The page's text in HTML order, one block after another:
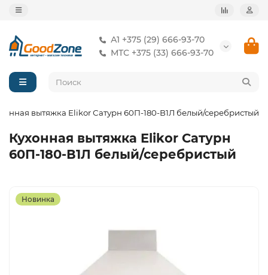
А1 +375 (29) 666-93-70
МТС +375 (33) 666-93-70
вытяжка Elikor Сатурн 60П-180-В1Л белый/серебристый
Кухонная вытяжка Elikor Сатурн
60П-180-В1Л белый/серебристый
Новинка